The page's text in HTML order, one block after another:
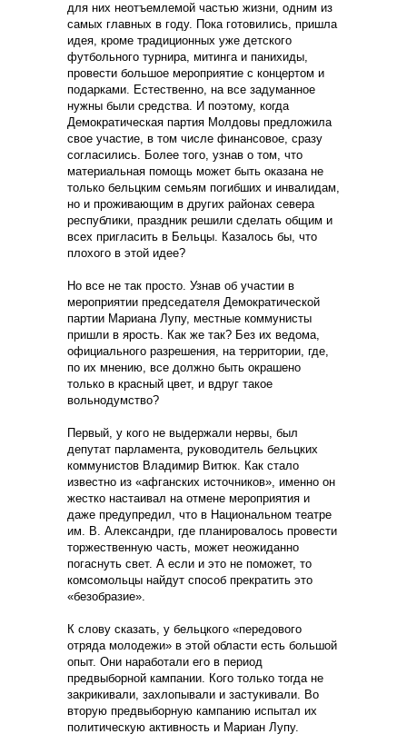
для них неотъемлемой частью жизни, одним из
самых главных в году. Пока готовились, пришла
идея, кроме традиционных уже детского
футбольного турнира, митинга и панихиды,
провести большое мероприятие с концертом и
подарками. Естественно, на все задуманное
нужны были средства. И поэтому, когда
Демократическая партия Молдовы предложила
свое участие, в том числе финансовое, сразу
согласились. Более того, узнав о том, что
материальная помощь может быть оказана не
только бельцким семьям погибших и инвалидам,
но и проживающим в других районах севера
республики, праздник решили сделать общим и
всех пригласить в Бельцы. Казалось бы, что
плохого в этой идее?
Но все не так просто. Узнав об участии в
мероприятии председателя Демократической
партии Мариана Лупу, местные коммунисты
пришли в ярость. Как же так? Без их ведома,
официального разрешения, на территории, где,
по их мнению, все должно быть окрашено
только в красный цвет, и вдруг такое
вольнодумство?
Первый, у кого не выдержали нервы, был
депутат парламента, руководитель бельцких
коммунистов Владимир Витюк. Как стало
известно из «афганских источников», именно он
жестко настаивал на отмене мероприятия и
даже предупредил, что в Национальном театре
им. В. Александри, где планировалось провести
торжественную часть, может неожиданно
погаснуть свет. А если и это не поможет, то
комсомольцы найдут способ прекратить это
«безобразие».
К слову сказать, у бельцкого «передового
отряда молодежи» в этой области есть большой
опыт. Они наработали его в период
предвыборной кампании. Кого только тогда не
закрикивали, захлопывали и застукивали. Во
вторую предвыборную кампанию испытал их
политическую активность и Мариан Лупу.